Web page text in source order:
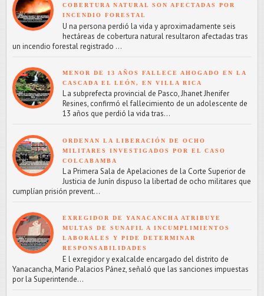
COBERTURA NATURAL SON AFECTADAS POR
INCENDIO FORESTAL
U na persona perdió la vida y aproximadamente seis
hectáreas de cobertura natural resultaron afectadas tras
un incendio forestal registrado ...
MENOR DE 13 AÑOS FALLECE AHOGADO EN LA
CASCADA EL LEÓN, EN VILLA RICA
L a subprefecta provincial de Pasco, Jhanet Jhenifer
Resines, confirmó el fallecimiento de un adolescente de
13 años que perdió la vida tras...
ORDENAN LA LIBERACIÓN DE OCHO
MILITARES INVESTIGADOS POR EL CASO
COLCABAMBA
L a Primera Sala de Apelaciones de la Corte Superior de
Justicia de Junín dispuso la libertad de ocho militares que
cumplían prisión prevent...
EXREGIDOR DE YANACANCHA ATRIBUYE
MULTAS DE SUNAFIL A INCUMPLIMIENTOS
LABORALES Y PIDE DETERMINAR
RESPONSABILIDADES
E l exregidor y exalcalde encargado del distrito de
Yanacancha, Mario Palacios Pánez, señaló que las sanciones impuestas
por la Superintende...